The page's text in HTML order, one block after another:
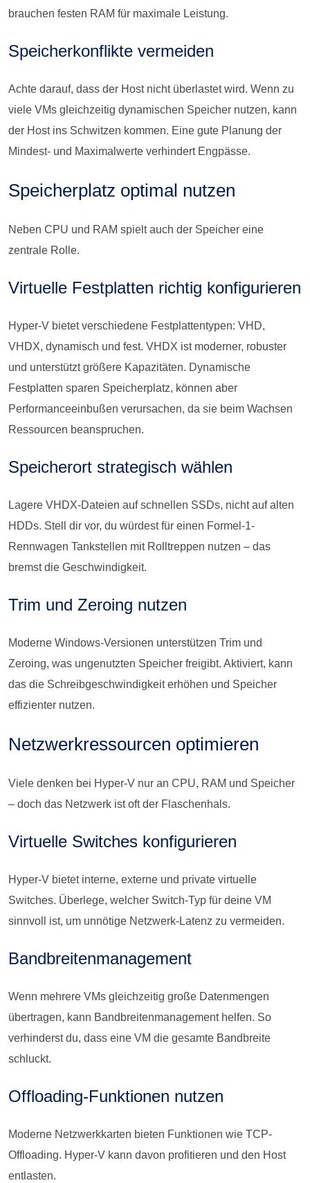
brauchen festen RAM für maximale Leistung.
Speicherkonflikte vermeiden
Achte darauf, dass der Host nicht überlastet wird. Wenn zu
viele VMs gleichzeitig dynamischen Speicher nutzen, kann
der Host ins Schwitzen kommen. Eine gute Planung der
Mindest- und Maximalwerte verhindert Engpässe.
Speicherplatz optimal nutzen
Neben CPU und RAM spielt auch der Speicher eine
zentrale Rolle.
Virtuelle Festplatten richtig konfigurieren
Hyper-V bietet verschiedene Festplattentypen: VHD,
VHDX, dynamisch und fest. VHDX ist moderner, robuster
und unterstützt größere Kapazitäten. Dynamische
Festplatten sparen Speicherplatz, können aber
Performanceeinbußen verursachen, da sie beim Wachsen
Ressourcen beanspruchen.
Speicherort strategisch wählen
Lagere VHDX-Dateien auf schnellen SSDs, nicht auf alten
HDDs. Stell dir vor, du würdest für einen Formel-1-
Rennwagen Tankstellen mit Rolltreppen nutzen – das
bremst die Geschwindigkeit.
Trim und Zeroing nutzen
Moderne Windows-Versionen unterstützen Trim und
Zeroing, was ungenutzten Speicher freigibt. Aktiviert, kann
das die Schreibgeschwindigkeit erhöhen und Speicher
effizienter nutzen.
Netzwerkressourcen optimieren
Viele denken bei Hyper-V nur an CPU, RAM und Speicher
– doch das Netzwerk ist oft der Flaschenhals.
Virtuelle Switches konfigurieren
Hyper-V bietet interne, externe und private virtuelle
Switches. Überlege, welcher Switch-Typ für deine VM
sinnvoll ist, um unnötige Netzwerk-Latenz zu vermeiden.
Bandbreitenmanagement
Wenn mehrere VMs gleichzeitig große Datenmengen
übertragen, kann Bandbreitenmanagement helfen. So
verhinderst du, dass eine VM die gesamte Bandbreite
schluckt.
Offloading-Funktionen nutzen
Moderne Netzwerkkarten bieten Funktionen wie TCP-
Offloading. Hyper-V kann davon profitieren und den Host
entlasten.